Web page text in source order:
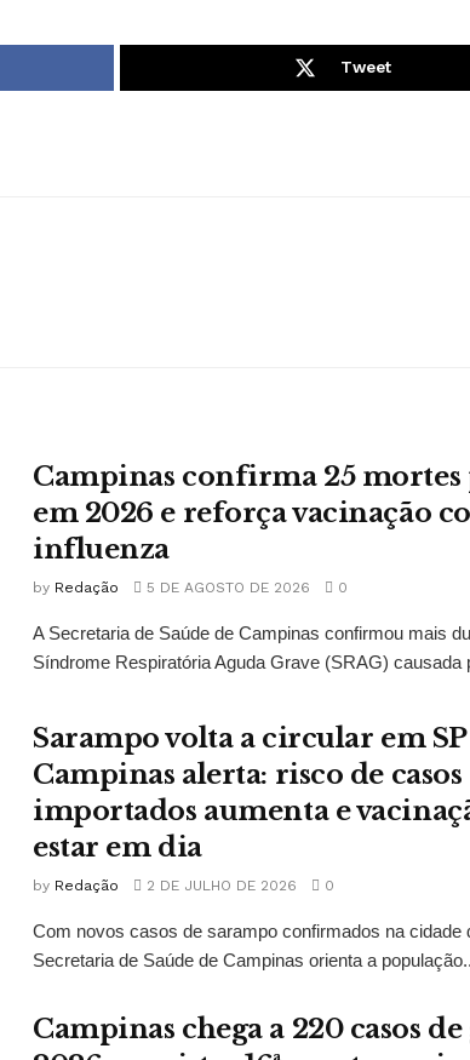
Tweet
Campinas confirma 25
em 2026 e reforça vacinação
influenza
by Redação 5 DE AGOSTO DE 2026 0
A Secretaria de Saúde de Campinas confirmou mais
Síndrome Respiratória Aguda Grave (SRAG) causada
Sarampo volta a circular em SP
Campinas alerta: risco de casos
importados aumenta e
estar em dia
by Redação 2 DE JULHO DE 2026 0
Com novos casos de sarampo confirmados na cidade
Secretaria de Saúde de Campinas orienta a
Campinas chega a 220 casos